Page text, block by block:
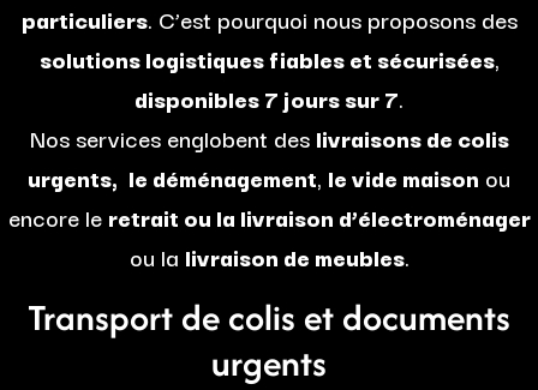
particuliers. C’est pourquoi nous proposons des
solutions logistiques fiables et sécurisées,
disponibles 7 jours sur 7.
Nos services englobent des livraisons de colis
urgents, le déménagement, le vide maison ou
encore le retrait ou la livraison d’électroménager
ou la livraison de meubles.
Transport de colis et documents
urgents